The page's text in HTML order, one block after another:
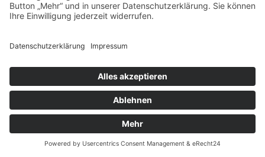
Import Export München
Get a Ticket
16Aug
San2 & His Soul Patrol